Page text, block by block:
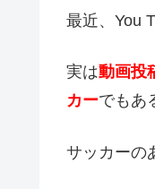
最近、You
実は動画投
カーでもあ
サッカーの